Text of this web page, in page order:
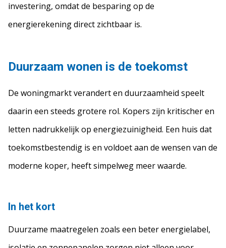
investering, omdat de besparing op de
energierekening direct zichtbaar is.
Duurzaam wonen is de toekomst
De woningmarkt verandert en duurzaamheid speelt
daarin een steeds grotere rol. Kopers zijn kritischer en
letten nadrukkelijk op energiezuinigheid. Een huis dat
toekomstbestendig is en voldoet aan de wensen van de
moderne koper, heeft simpelweg meer waarde.
In het kort
Duurzame maatregelen zoals een beter energielabel,